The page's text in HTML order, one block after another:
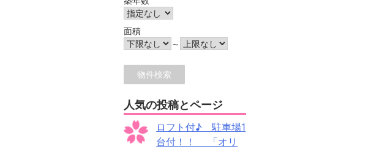
面積
～
人気の投稿とページ
ロフト付♪ 駐車場1
台付！！ 「オリ